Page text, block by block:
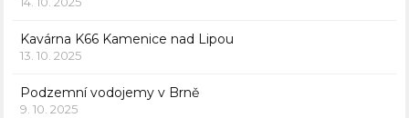
Kavárna K66 Kamenice nad Lipou
13. 10. 2025
Podzemní vodojemy v Brně
9. 10. 2025